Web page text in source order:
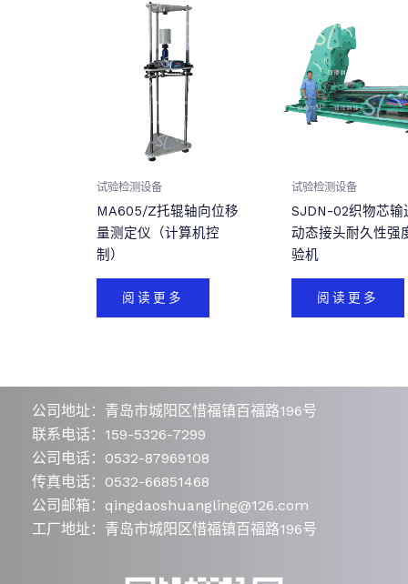
试验检测设备
MA605/Z托辊轴向位移
量测定仪（计算机控
制）
阅读更多
试验检测设备
SJDN-02织物芯输
动态接头耐久性强
验机
阅读更多
公司地址：青岛市城阳区惜福镇百福路196号
联系电话：159-5326-7299
公司电话：0532-87969108
传真电话：0532-66851468
公司邮箱：qingdaoshuangling@126.com
工厂地址：青岛市城阳区惜福镇百福路196号